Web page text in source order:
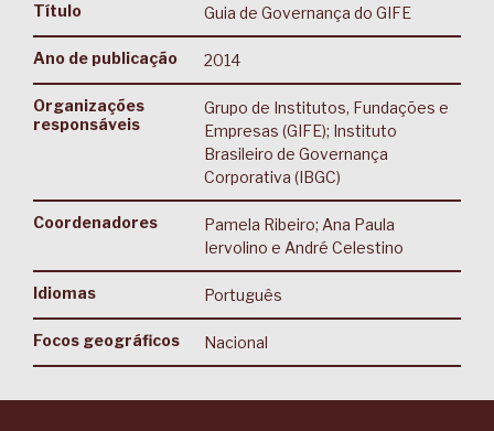
Título Guia de Governança do GIFE
Ano de publicação 2014
Organizações
responsáveis
Grupo de Institutos, Fundações e
Empresas (GIFE); Instituto
Brasileiro de Governança
Corporativa (IBGC)
Coordenadores
Pamela Ribeiro; Ana Paula
Iervolino e André Celestino
Idiomas Português
Focos geográficos Nacional